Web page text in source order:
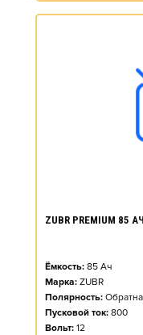
ZUBR PREMIUM
Ёмкость: 85 Ач
Марка: ZUBR
Полярность:
Пусковой ток: 800
Вольт: 12